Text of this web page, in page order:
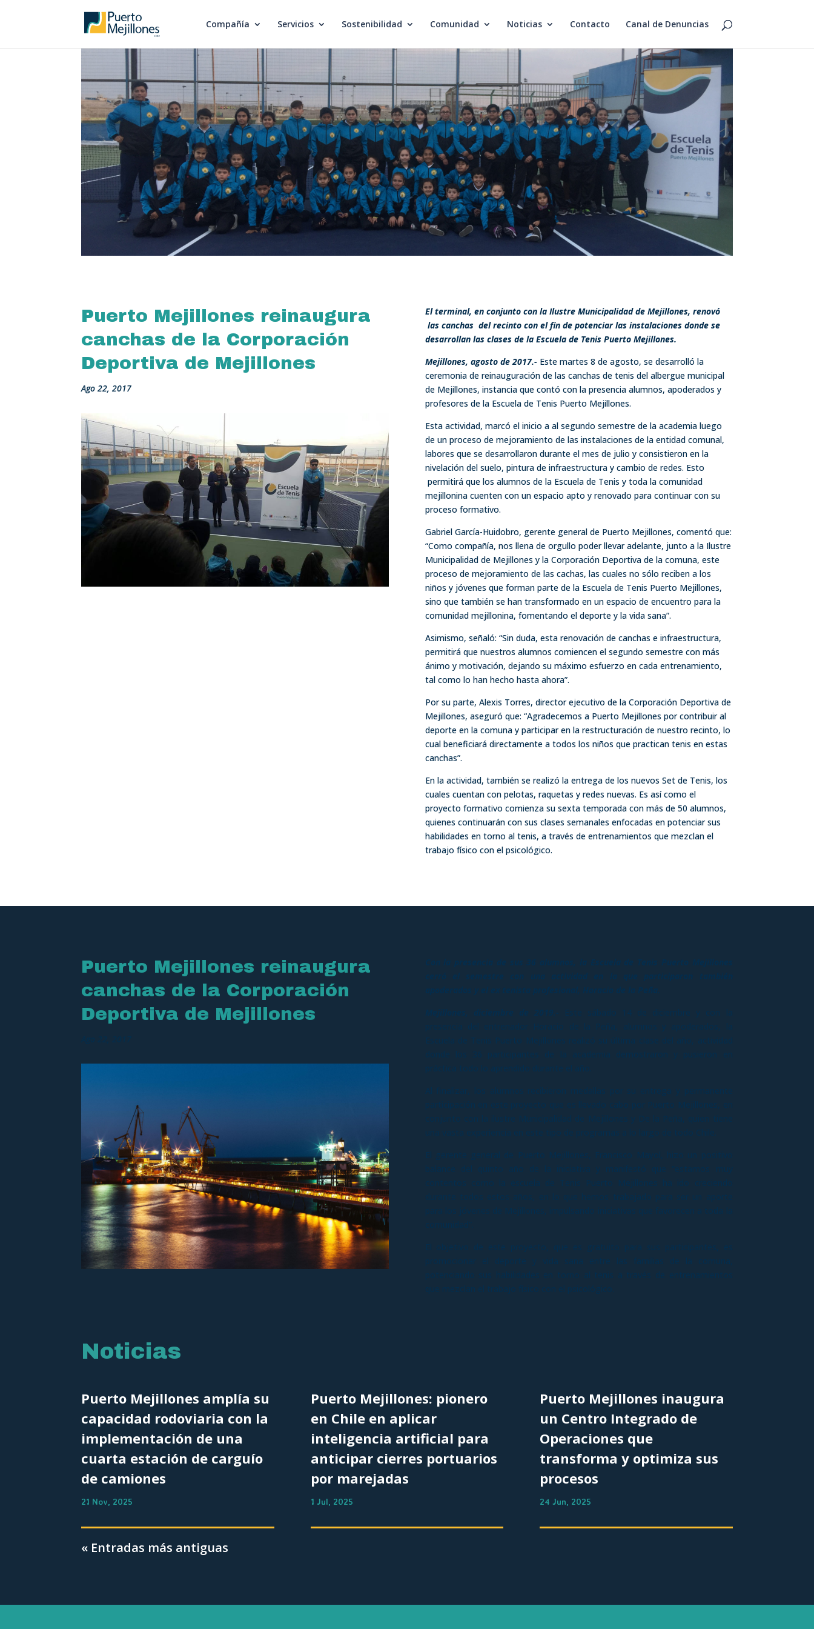
Compañía Servicios Sostenibilidad Comunidad Noticias Contacto Canal de Denuncias
Puerto Mejillones reinaugura
canchas de la Corporación
Deportiva de Mejillones
Ago 22, 2017
El terminal, en conjunto con la Ilustre Municipalidad de Mejillones, renovó
las canchas del recinto con el fin de potenciar las instalaciones donde se
desarrollan las clases de la Escuela de Tenis Puerto Mejillones.
Mejillones, agosto de 2017.-Este martes 8 de agosto, se desarrolló la
ceremonia de reinauguración de las canchas de tenis del albergue municipal
de Mejillones, instancia que contó con la presencia alumnos, apoderados y
profesores de la Escuela de Tenis Puerto Mejillones.
Esta actividad, marcó el inicio a al segundo semestre de la academia luego
de un proceso de mejoramiento de las instalaciones de la entidad comunal,
labores que se desarrollaron durante el mes de julio y consistieron en la
nivelación del suelo, pintura de infraestructura y cambio de redes. Esto
permitirá que los alumnos de la Escuela de Tenis y toda la comunidad
mejillonina cuenten con un espacio apto y renovado para continuar con su
proceso formativo.
Gabriel García-Huidobro, gerente general de Puerto Mejillones, comentó que:
“Como compañía, nos llena de orgullo poder llevar adelante, junto a la Ilustre
Municipalidad de Mejillones y la Corporación Deportiva de la comuna, este
proceso de mejoramiento de las cachas, las cuales no sólo reciben a los
niños y jóvenes que forman parte de la Escuela de Tenis Puerto Mejillones,
sino que también se han transformado en un espacio de encuentro para la
comunidad mejillonina, fomentando el deporte y la vida sana”.
Asimismo, señaló: “Sin duda, esta renovación de canchas e infraestructura,
permitirá que nuestros alumnos comiencen el segundo semestre con más
ánimo y motivación, dejando su máximo esfuerzo en cada entrenamiento,
tal como lo han hecho hasta ahora”.
Por su parte, Alexis Torres, director ejecutivo de la Corporación Deportiva de
Mejillones, aseguró que: “Agradecemos a Puerto Mejillones por contribuir al
deporte en la comuna y participar en la restructuración de nuestro recinto, lo
cual beneficiará directamente a todos los niños que practican tenis en estas
canchas”.
En la actividad, también se realizó la entrega de los nuevos Set de Tenis, los
cuales cuentan con pelotas, raquetas y redes nuevas. Es así como el
proyecto formativo comienza su sexta temporada con más de 50 alumnos,
quienes continuarán con sus clases semanales enfocadas en potenciar sus
habilidades en torno al tenis, a través de entrenamientos que mezclan el
trabajo físico con el psicológico.
Puerto Mejillones reinaugura
canchas de la Corporación
Deportiva de Mejillones
Noticias
Puerto Mejillones amplía su
capacidad rodoviaria con la
implementación de una
cuarta estación de carguío
de camiones
21 Nov, 2025
Puerto Mejillones: pionero
en Chile en aplicar
inteligencia artificial para
anticipar cierres portuarios
por marejadas
1 Jul, 2025
Puerto Mejillones inaugura
un Centro Integrado de
Operaciones que
transforma y optimiza sus
procesos
24 Jun, 2025
« Entradas más antiguas